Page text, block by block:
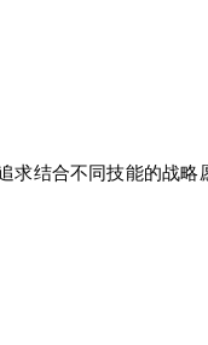
结合不同技能的战略